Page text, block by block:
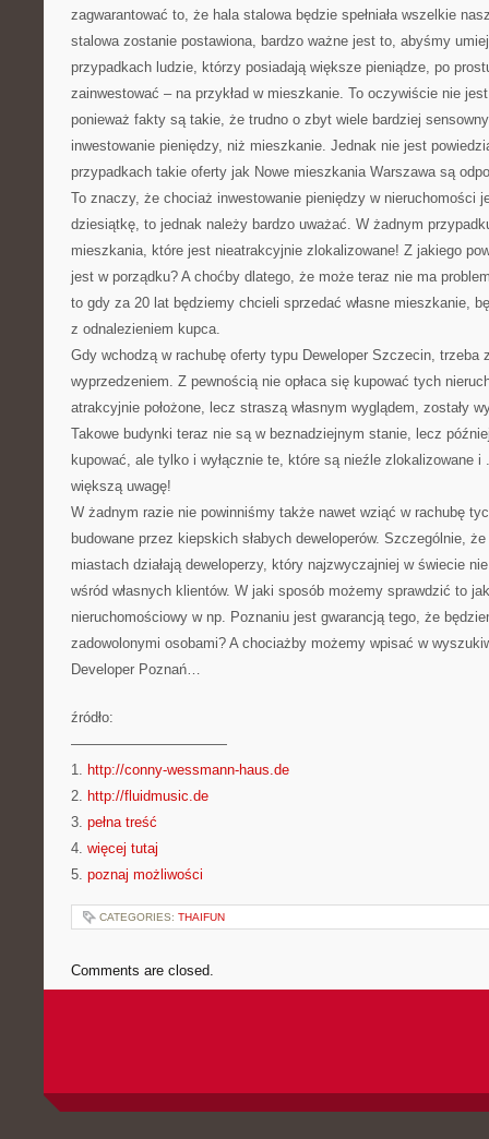
zagwarantować to, że hala stalowa będzie spełniała wszelkie
stalowa zostanie postawiona, bardzo ważne jest to, abyśmy
przypadkach ludzie, którzy posiadają większe pieniądze, po
zainwestować – na przykład w mieszkanie. To oczywiście nie
ponieważ fakty są takie, że trudno o zbyt wiele bardziej
inwestowanie pieniędzy, niż mieszkanie. Jednak nie jest
przypadkach takie oferty jak Nowe mieszkania Warszawa są
To znaczy, że chociaż inwestowanie pieniędzy w nieruchomości
dziesiątkę, to jednak należy bardzo uważać. W żadnym
mieszkania, które jest nieatrakcyjnie zlokalizowane! Z jakiego
jest w porządku? A choćby dlatego, że może teraz nie ma
to gdy za 20 lat będziemy chcieli sprzedać własne mieszkanie,
z odnalezieniem kupca.
Gdy wchodzą w rachubę oferty typu Deweloper Szczecin, trzeba
wyprzedzeniem. Z pewnością nie opłaca się kupować tych
atrakcyjnie położone, lecz straszą własnym wyglądem, zostały
Takowe budynki teraz nie są w beznadziejnym stanie, lecz
kupować, ale tylko i wyłącznie te, które są nieźle zlokalizowane i
większą uwagę!
W żadnym razie nie powinniśmy także nawet wziąć w rachubę
budowane przez kiepskich słabych deweloperów. Szczególnie,
miastach działają deweloperzy, który najzwyczajniej w świecie
wśród własnych klientów. W jaki sposób możemy sprawdzić to
nieruchomościowy w np. Poznaniu jest gwarancją tego, że
zadowolonymi osobami? A chociażby możemy wpisać w
Developer Poznań…
źródło:
———————————
1. http://conny-wessmann-haus.de
2. http://fluidmusic.de
3. pełna treść
4. więcej tutaj
5. poznaj możliwości
CATEGORIES: THAIFUN
Comments are closed.